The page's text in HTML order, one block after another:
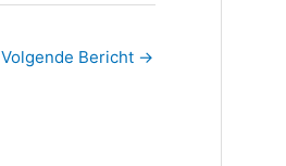
Volgende Bericht →